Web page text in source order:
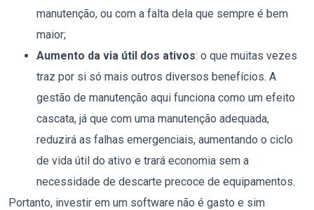
manutenção, ou com a falta dela que sempre é bem
maior;
Aumento da via útil dos ativos: o que muitas vezes
traz por si só mais outros diversos benefícios. A
gestão de manutenção aqui funciona como um efeito
cascata, já que com uma manutenção adequada,
reduzirá as falhas emergenciais, aumentando o ciclo
de vida útil do ativo e trará economia sem a
necessidade de descarte precoce de equipamentos.
Portanto, investir em um software não é gasto e sim